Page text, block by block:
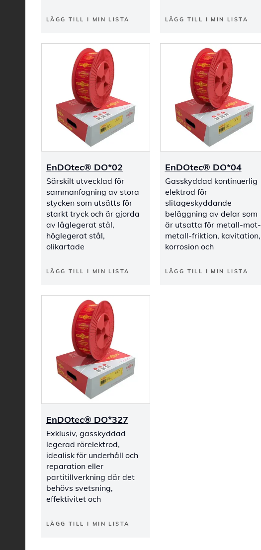
LÄGG TILL I MIN LISTA LÄGG TILL I MIN LISTA
EnDOtec® DO*02
Särskilt utvecklad för
sammanfogning av stora
stycken som utsätts för
starkt tryck och är gjorda
av låglegerat stål,
höglegerat stål,
olikartade
LÄGG TILL I MIN LISTA
EnDOtec® DO*04
Gasskyddad kontinuerlig
elektrod för
slitageskyddande
beläggning av delar som
är utsatta för metall-mot-
metall-friktion, kavitation,
korrosion och
LÄGG TILL I MIN LISTA
EnDOtec® DO*327
Exklusiv, gasskyddad
legerad rörelektrod,
idealisk för underhåll och
reparation eller
partitillverkning där det
behövs svetsning,
effektivitet och
LÄGG TILL I MIN LISTA